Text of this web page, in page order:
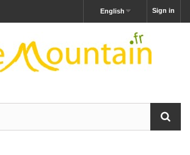
Sign in
English